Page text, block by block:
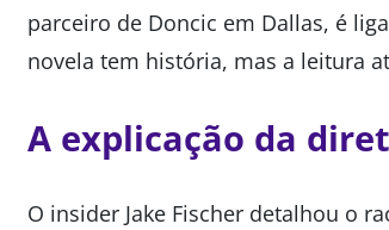
parceiro de Doncic em Dallas, é
novela tem história, mas a leitura
A explicação da
O insider Jake Fischer detalhou o